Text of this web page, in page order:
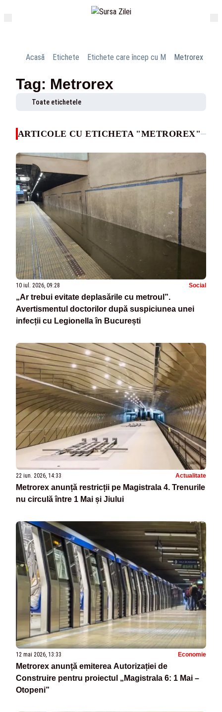
Acasă Etichete Etichete care încep cu M Metrorex
Tag: Metrorex
Toate etichetele
ARTICOLE CU ETICHETA "METROREX"
10 iul. 2026, 09:28 Social
„Ar trebui evitate deplasările cu metroul”.
Avertismentul doctorilor după suspiciunea unei
infecții cu Legionella în București
22 iun. 2026, 14:33 Actualitate
Metrorex anunță restricții pe Magistrala 4. Trenurile
nu circulă între 1 Mai și Jiului
12 mai 2026, 13:33 Economie
Metrorex anunță emiterea Autorizației de
Construire pentru proiectul „Magistrala 6: 1 Mai –
Otopeni”